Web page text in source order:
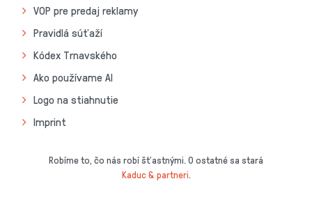
VOP pre predaj reklamy
Pravidlá súťaží
Kódex Trnavského
Ako používame AI
Logo na stiahnutie
Imprint
Robíme to, čo nás robí šťastnými. O ostatné sa stará
Kaduc & partneri.